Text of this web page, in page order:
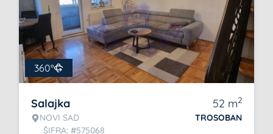
360°
Salajka
NOVI SAD
ŠIFRA: #575068
52 m2
TROSOBAN